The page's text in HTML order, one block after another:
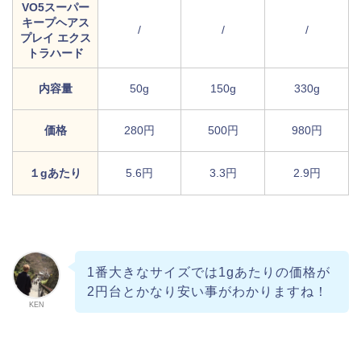
VO5スーパー
キープヘアス
プレイ エクス
トラハード
/ / /
内容量 50g 150g 330g
価格 280円 500円 980円
１gあたり 5.6円 3.3円 2.9円
KEN
1番大きなサイズでは1gあたりの価格が
2円台とかなり安い事がわかりますね！